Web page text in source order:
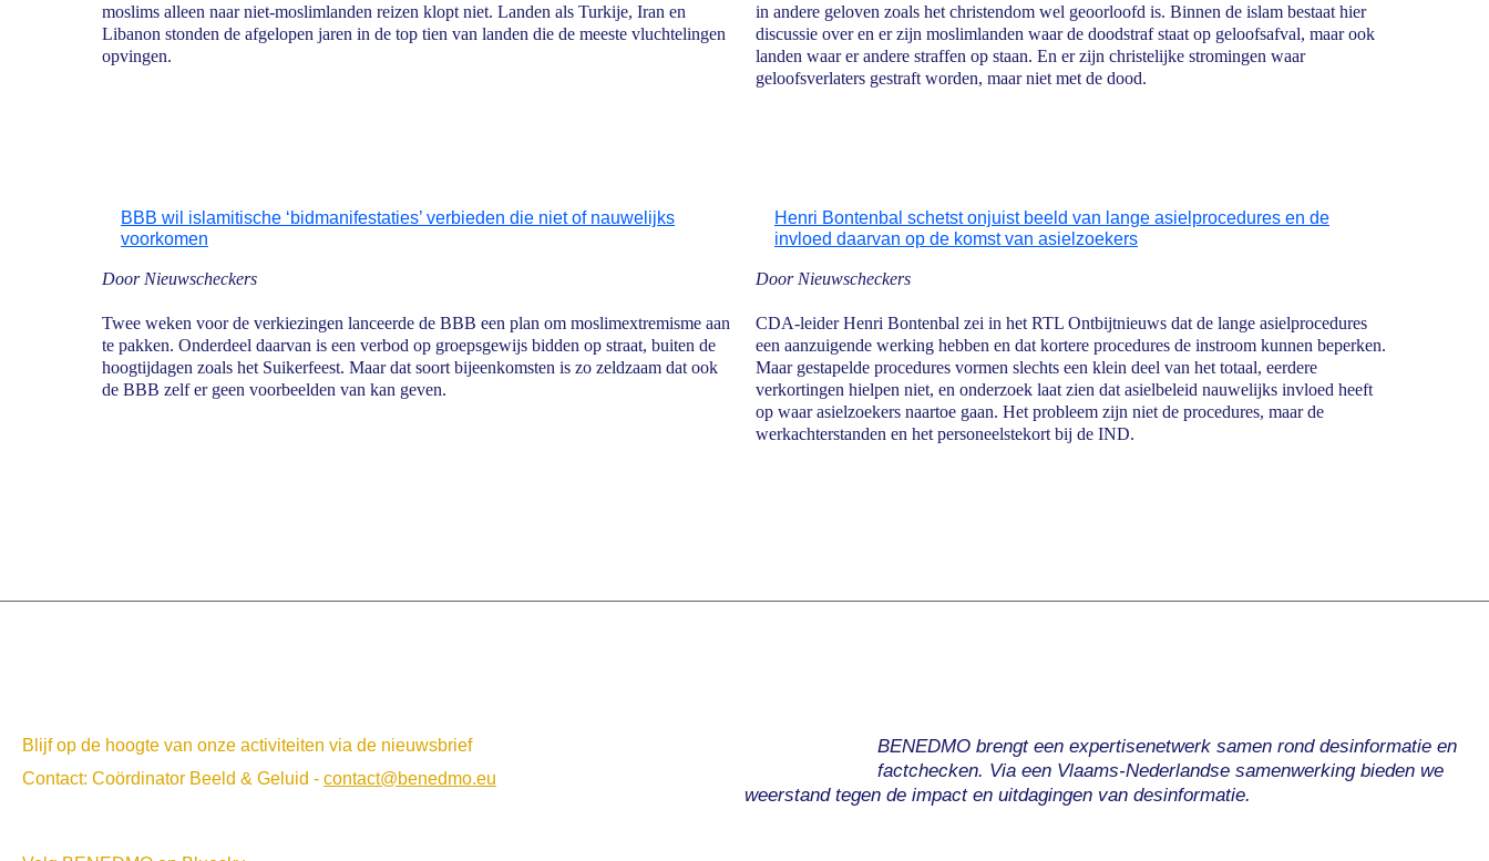
moslims alleen naar niet-moslimlanden reizen klopt niet. Landen als Turkije, Iran en
Libanon stonden de afgelopen jaren in de top tien van landen die de meeste vluchtelingen
opvingen.
in andere geloven zoals het christendom wel geoorloofd is. Binnen de islam bestaat hier
discussie over en er zijn moslimlanden waar de doodstraf staat op geloofsafval, maar ook
landen waar er andere straffen op staan. En er zijn christelijke stromingen waar
geloofsverlaters gestraft worden, maar niet met de dood.
BBB wil islamitische ‘bidmanifestaties’ verbieden die niet of nauwelijks
voorkomen
Door Nieuwscheckers
Twee weken voor de verkiezingen lanceerde de BBB een plan om moslimextremisme aan
te pakken. Onderdeel daarvan is een verbod op groepsgewijs bidden op straat, buiten de
hoogtijdagen zoals het Suikerfeest. Maar dat soort bijeenkomsten is zo zeldzaam dat ook
de BBB zelf er geen voorbeelden van kan geven.
Henri Bontenbal schetst onjuist beeld van lange asielprocedures en de
invloed daarvan op de komst van asielzoekers
Door Nieuwscheckers
CDA-leider Henri Bontenbal zei in het RTL Ontbijtnieuws dat de lange asielprocedures
een aanzuigende werking hebben en dat kortere procedures de instroom kunnen beperken.
Maar gestapelde procedures vormen slechts een klein deel van het totaal, eerdere
verkortingen hielpen niet, en onderzoek laat zien dat asielbeleid nauwelijks invloed heeft
op waar asielzoekers naartoe gaan. Het probleem zijn niet de procedures, maar de
werkachterstanden en het personeelstekort bij de IND.
Blijf op de hoogte van onze activiteiten via de nieuwsbrief
Contact: Coördinator Beeld & Geluid - contact@benedmo.eu
BENEDMO brengt een expertisenetwerk samen rond desinformatie en
factchecken. Via een Vlaams-Nederlandse samenwerking bieden we
weerstand tegen de impact en uitdagingen van desinformatie.